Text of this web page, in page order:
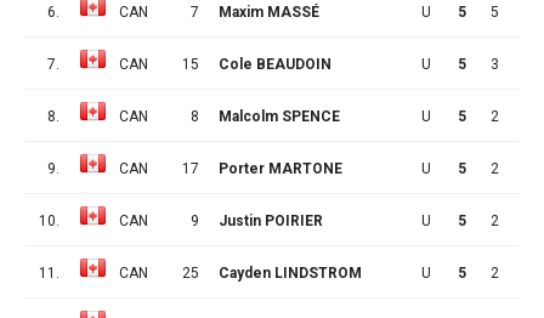
6. CAN 7 Maxim MASSÉ U 5 5
7. CAN 15 Cole BEAUDOIN U 5 3
8. CAN 8 Malcolm SPENCE U 5 2
9. CAN 17 Porter MARTONE U 5 2
10. CAN 9 Justin POIRIER U 5 2
11. CAN 25 Cayden LINDSTROM U 5 2